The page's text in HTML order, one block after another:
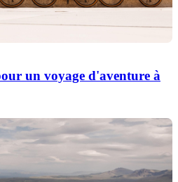
un voyage d'aventure à